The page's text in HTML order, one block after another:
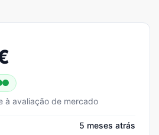
à avaliação de mercado
5 meses atrás